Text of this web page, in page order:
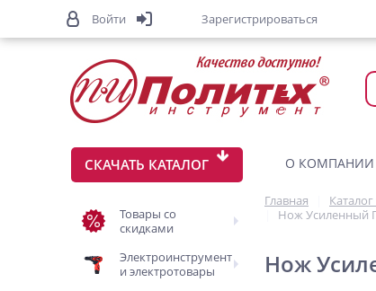
СКАЧАТЬ КАТАЛОГ
Товары со
скидками
Электроинструмент
и электротовары
О КОМПАНИИ
Главная
Нож Усиленный
Нож
Войти Зарегистрироваться